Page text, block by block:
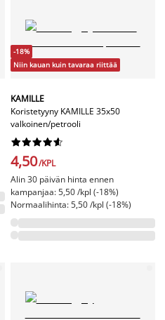
-18%
Niin kauan kuin tavaraa riittää
KAMILLE
Koristetyyny KAMILLE 35x50
valkoinen/petrooli






4,50/KPL
Alin 30 päivän hinta ennen
kampanjaa: 5,50 /kpl (-18%)
Normaalihinta: 5,50 /kpl (-18%)